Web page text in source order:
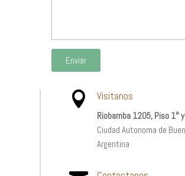
Enviar
 Visitanos
Riobamba 1205, Piso 1°
Ciudad Autonoma de
Argentina